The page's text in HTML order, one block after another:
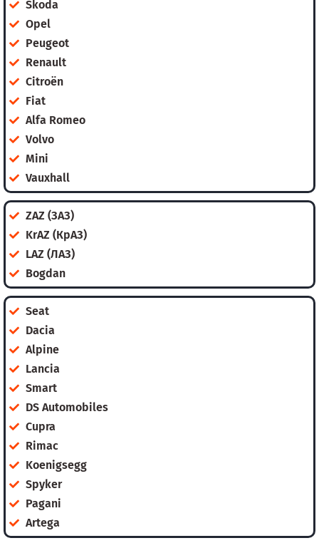
Skoda
Opel
Peugeot
Renault
Citroën
Fiat
Alfa Romeo
Volvo
Mini
Vauxhall
ZAZ (ЗАЗ)
KrAZ (КрАЗ)
LAZ (ЛАЗ)
Bogdan
Seat
Dacia
Alpine
Lancia
Smart
DS Automobiles
Cupra
Rimac
Koenigsegg
Spyker
Pagani
Artega